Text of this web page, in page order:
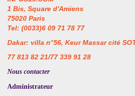
1 Bis, Square d'Amiens
75020 Paris
Tel: (0033)6 09 71 78 77
Dakar: villa n°56, Keur Massar cité
77 813 82 21/77 339 91 28
Nous contacter
Administrateur